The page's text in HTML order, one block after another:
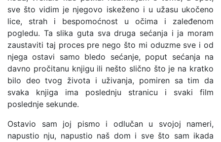
sve što vidim je njegovo iskeženo i u užasu ukočeno
lice, strah i bespomoćnost u očima i zaleđenom
pogledu. Ta slika guta sva druga sećanja i ja moram
zaustaviti taj proces pre nego što mi oduzme sve i od
njega ostavi samo bledo sećanje, poput sećanja na
davno pročitanu knjigu ili nešto slično što je na kratko
bilo deo tvog života i uživanja, pomiren sa tim da
svaka knjiga ima poslednju stranicu i svaki film
poslednje sekunde.
Ostavio sam joj pismo i odlučan u svojoj nameri,
napustio nju, napustio naš dom i sve što sam ikada